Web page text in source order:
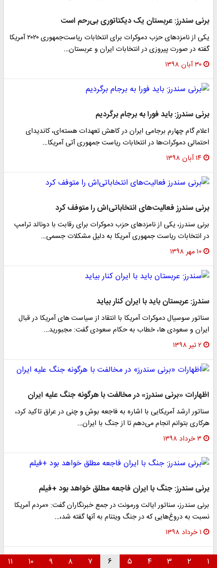
برنی سندرز: عربستان یک دیکتاتوری بی‌رحم است
یکی از نامزد‌های حزب دموکرات برای انتخابات ریاست‌جمهوری ۲۰۲۰ آمریکا
گفته در صورت پیروزی در انتخابات ایران و عربستان…
۳۰ آبان ۱۳۹۸
برنی سندرز: باید فورا به برجام برگردیم
اعلام گام چهارم برجامی ایران در کاهش تعهدات هسته‌ای، کاندیدای
احتمالی دموکرات‌ها در انتخابات ریاست جمهوری آتی آمریکا…
۱۴ آبان ۱۳۹۸
برنی سندرز فعالیت‌های انتخاباتی‌اش را متوفف کرد
برنی سندرز، یکی از نامزدهای حزب دموکرات برای رقابت با دونالد ترامپ
در انتخابات ریاست جمهوری آمریکا به دلیل مشکلات جسمی…
۱۰ مهر ۱۳۹۸
سندرز: عربستان باید با ایران کنار بیاید
سناتور سوسیال دموکرات آمریکا با انتقاد از سیاست های آمریکا در قبال
ایران و سعودی ها، خطاب به حکام سعودی گفت: مجبورید…
۲ تیر ۱۳۹۸
اظهارات «برنی سندرز» در مخالفت با هرگونه جنگ علیه ایران
سناتور ارشد آمریکایی با اشاره به فاجعه بوش و چنی در عراق تاکید کرد،
هرکاری بتوانم انجام می‌دهم تا از جنگ با ایران…
۳ خرداد ۱۳۹۸
برنی سندرز: جنگ با ایران فاجعه مطلق خواهد بود +فیلم
برنی سندرز، سناتور ایالت ورمونت در جمع خبرنگاران گفت: «مردم آمریکا
نسبت به دروغ‌هایی که در جنگ ویتنام به آنها گفته شد،…
۱ خرداد ۱۳۹۸
۱ ۲ ۳ ۴ ۵ ۶ ۷ ۸ ۹ ۱۰ ۱۱